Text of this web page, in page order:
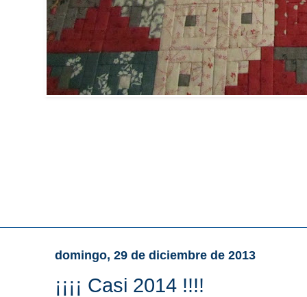
domingo, 29 de diciembre de 2013
¡¡¡¡ Casi 2014 !!!!